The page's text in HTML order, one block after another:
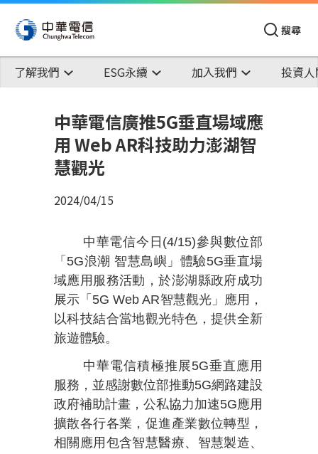
搜尋
了解我們 ESG永續 加入我們 投資
中華電信廣推5G垂直場域應
用 Web AR科技助力澎湖智
慧觀光
2024/04/15
中華電信今日(4/15)參與數位部
「5G浪潮 智慧島嶼」體驗5G垂直場
域應用服務活動，於澎湖縣政府成功
展示「5G Web AR智慧觀光」應用，
以科技結合當地觀光特色，提供全新
旅遊體驗。
中華電信積極推展5G垂直應用
服務，並感謝數位部推動5G網路建設
政府補助計畫，公私協力加速5G應用
擴散各行各業，促進產業數位轉型，
相關應用包含智慧醫療、智慧製造、